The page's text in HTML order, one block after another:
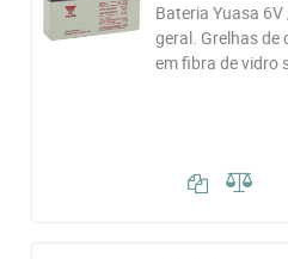
Bateria Yuasa
geral. Grelhas
em fibra de vidro